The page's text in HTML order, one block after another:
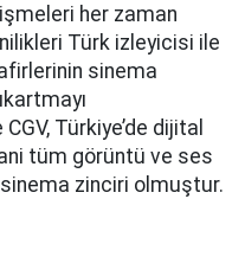
her zaman
Türk izleyicisi ile
sinema
Türkiye’de dijital
tüm görüntü ve ses
zinciri olmuştur.